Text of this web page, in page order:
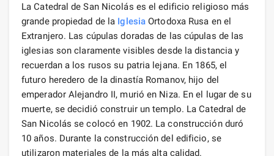
La Catedral de San Nicolás es el edificio religioso más
grande propiedad de la Iglesia Ortodoxa Rusa en el
Extranjero. Las cúpulas doradas de las cúpulas de las
iglesias son claramente visibles desde la distancia y
recuerdan a los rusos su patria lejana. En 1865, el
futuro heredero de la dinastía Romanov, hijo del
emperador Alejandro II, murió en Niza. En el lugar de su
muerte, se decidió construir un templo. La Catedral de
San Nicolás se colocó en 1902. La construcción duró
10 años. Durante la construcción del edificio, se
utilizaron materiales de la más alta calidad.